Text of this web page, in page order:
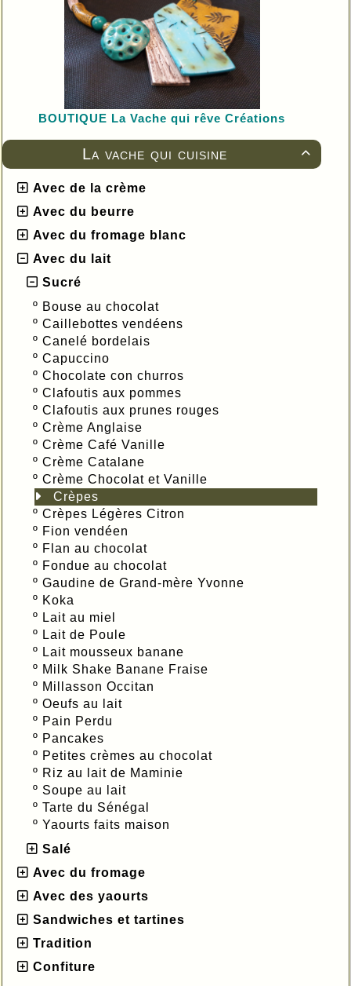
BOUTIQUE La Vache qui rêve Créations

La vache qui cuisine
Avec de la crème
Avec du beurre
Avec du fromage blanc
Avec du lait
Sucré
º Bouse au chocolat
º Caillebottes vendéens
º Canelé bordelais
º Capuccino
º Chocolate con churros
º Clafoutis aux pommes
º Clafoutis aux prunes rouges
º Crème Anglaise
º Crème Café Vanille
º Crème Catalane
º Crème Chocolat et Vanille
Crèpes
º Crèpes Légères Citron
º Fion vendéen
º Flan au chocolat
º Fondue au chocolat
º Gaudine de Grand-mère Yvonne
º Koka
º Lait au miel
º Lait de Poule
º Lait mousseux banane
º Milk Shake Banane Fraise
º Millasson Occitan
º Oeufs au lait
º Pain Perdu
º Pancakes
º Petites crèmes au chocolat
º Riz au lait de Maminie
º Soupe au lait
º Tarte du Sénégal
º Yaourts faits maison
Salé
Avec du fromage
Avec des yaourts
Sandwiches et tartines
Tradition
Confiture